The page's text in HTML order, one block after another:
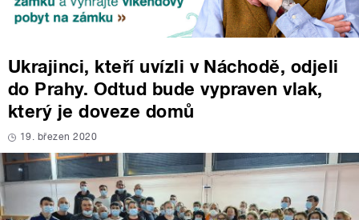
Ukrajinci, kteří uvízli v Náchodě, odjeli
do Prahy. Odtud bude vypraven vlak,
který je doveze domů
19. březen 2020